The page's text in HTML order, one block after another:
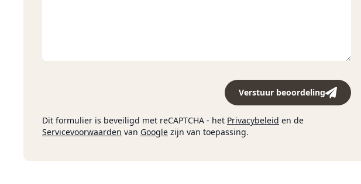
Verstuur beoordeling
Dit formulier is beveiligd met reCAPTCHA - het Privacybeleid en de
Servicevoorwaarden van Google zijn van toepassing.